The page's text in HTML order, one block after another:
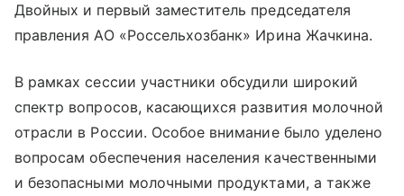
Двойных и первый заместитель председателя
правления АО «Россельхозбанк» Ирина Жачкина.
В рамках сессии участники обсудили широкий
спектр вопросов, касающихся развития молочной
отрасли в России. Особое внимание было уделено
вопросам обеспечения населения качественными
и безопасными молочными продуктами, а также